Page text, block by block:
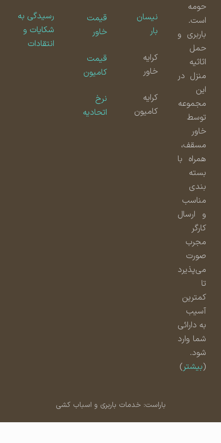
حومه
است.
باربری و
حمل
اثاثیه
منزل در
مجموعه
توسط
مسقف،
همراه با
بسته
بندی
مناسب
و ارسال
مجرب
صورت
می‌پذیرد
کمترین
آسیب
به دارائی
شما وارد
شود.
بیشتر)
نیسان
کامیون
قیمت
قیمت
کامیون
اتحادیه
رسیدگی به
شکایات و
انتقادات
باراست: خدمات باربری و اسباب کشی